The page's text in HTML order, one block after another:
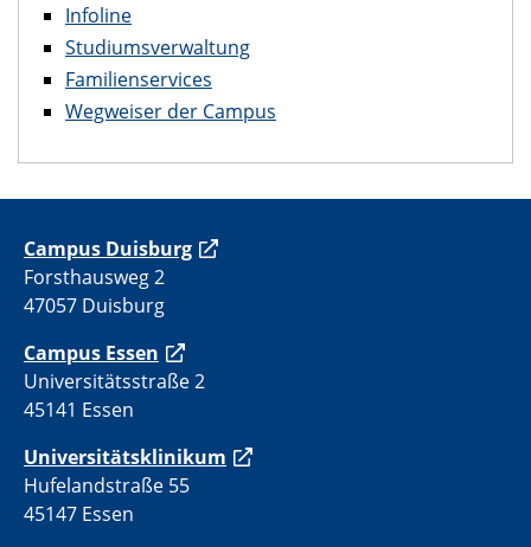
Infoline
Studiumsverwaltung
Familienservices
Wegweiser der Campus
Campus Duisburg
Forsthausweg 2
47057 Duisburg
Campus Essen
Universitätsstraße 2
45141 Essen
Universitätsklinikum
Hufelandstraße 55
45147 Essen